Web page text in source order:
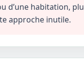
d’une habitation,
approche inutile.